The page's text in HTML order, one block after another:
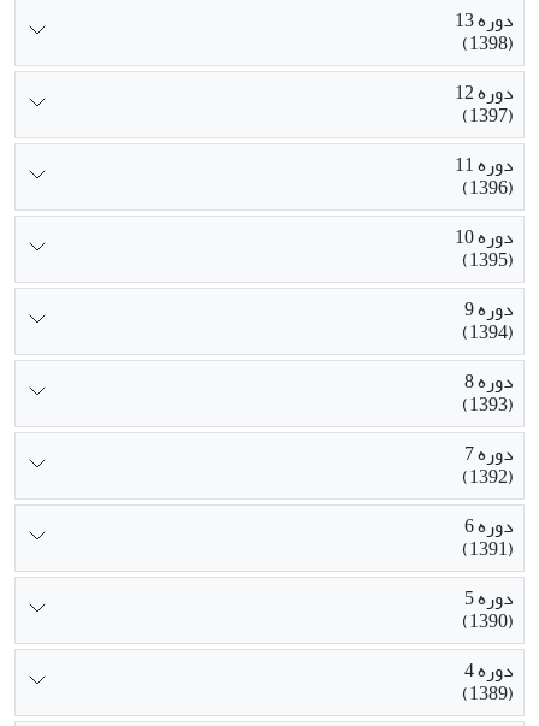
دوره 13
(1398)
دوره 12
(1397)
دوره 11
(1396)
دوره 10
(1395)
دوره 9
(1394)
دوره 8
(1393)
دوره 7
(1392)
دوره 6
(1391)
دوره 5
(1390)
دوره 4
(1389)